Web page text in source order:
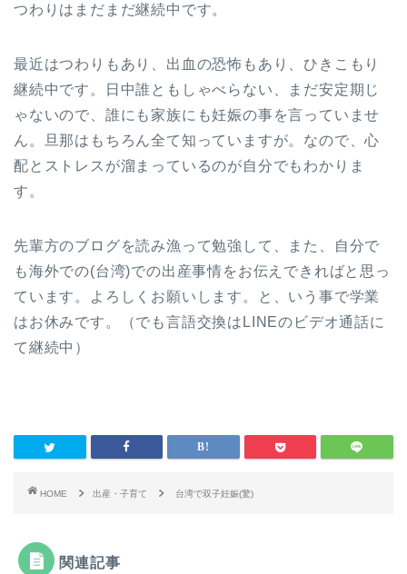
つわりはまだまだ継続中です。
最近はつわりもあり、出血の恐怖もあり、ひきこもり
継続中です。日中誰ともしゃべらない、まだ安定期じ
ゃないので、誰にも家族にも妊娠の事を言っていませ
ん。旦那はもちろん全て知っていますが。なので、心
配とストレスが溜まっているのが自分でもわかりま
す。
先輩方のブログを読み漁って勉強して、また、自分で
も海外での(台湾)での出産事情をお伝えできればと思っ
ています。よろしくお願いします。と、いう事で学業
はお休みです。（でも言語交換はLINEのビデオ通話に
て継続中）
HOME 出産・子育て 台湾で双子妊娠(驚)
関連記事